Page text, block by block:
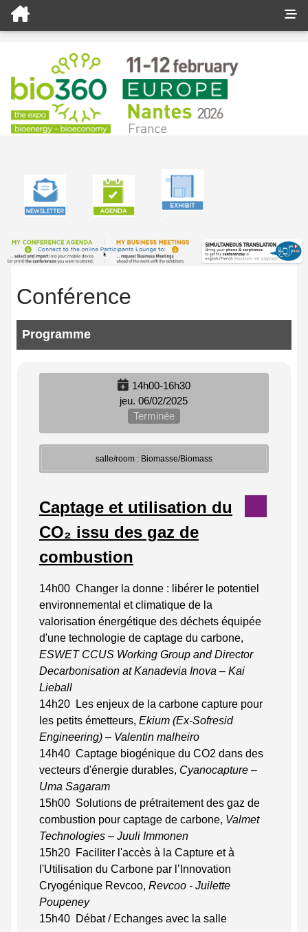
Accueil Conferences
Conférence
Programme
14h00-16h30
jeu. 06/02/2025
Terminée
salle/room : Biomasse/Biomass
Captage et utilisation du
CO₂ issu des gaz de
combustion
14h00 Changer la donne : libérer le potentiel
environnemental et climatique de la
valorisation énergétique des déchets équipée
d'une technologie de captage du carbone,
ESWET CCUS Working Group and Director
Decarbonisation at Kanadevia Inova – Kai
Lieball
14h20 Les enjeux de la carbone capture pour
les petits émetteurs, Ekium (Ex-Sofresid
Engineering) – Valentin malheiro
14h40 Captage biogénique du CO2 dans des
vecteurs d'énergie durables, Cyanocapture –
Uma Sagaram
15h00 Solutions de prétraitement des gaz de
combustion pour captage de carbone, Valmet
Technologies – Juuli Immonen
15h20 Faciliter l'accès à la Capture et à
l'Utilisation du Carbone par l’Innovation
Cryogénique Revcoo, Revcoo - Juilette
Poupeney
15h40 Débat / Echanges avec la salle